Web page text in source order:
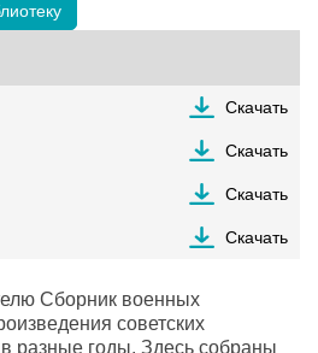
Скачать
Скачать
Скачать
Скачать
Сборник военных
советских
разные годы. Здесь собраны